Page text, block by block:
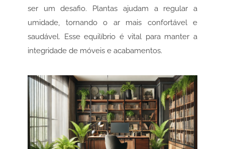
ser um desafio. Plantas ajudam a regular a
umidade, tornando o ar mais confortável e
saudável. Esse equilíbrio é vital para manter a
integridade de móveis e acabamentos.